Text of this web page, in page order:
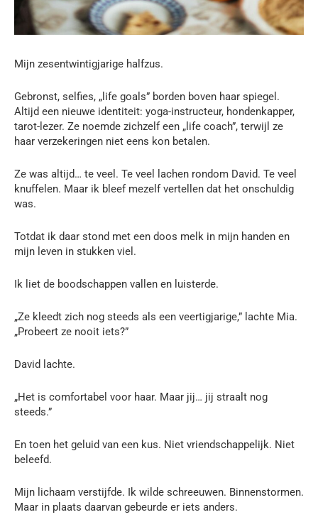
Mijn zesentwintigjarige halfzus.
Gebronst, selfies, „life goals” borden boven haar spiegel.
Altijd een nieuwe identiteit: yoga-instructeur, hondenkapper,
tarot-lezer. Ze noemde zichzelf een „life coach”, terwijl ze
haar verzekeringen niet eens kon betalen.
Ze was altijd… te veel. Te veel lachen rondom David. Te veel
knuffelen. Maar ik bleef mezelf vertellen dat het onschuldig
was.
Totdat ik daar stond met een doos melk in mijn handen en
mijn leven in stukken viel.
Ik liet de boodschappen vallen en luisterde.
„Ze kleedt zich nog steeds als een veertigjarige,” lachte Mia.
„Probeert ze nooit iets?”
David lachte.
„Het is comfortabel voor haar. Maar jij… jij straalt nog
steeds.”
En toen het geluid van een kus. Niet vriendschappelijk. Niet
beleefd.
Mijn lichaam verstijfde. Ik wilde schreeuwen. Binnenstormen.
Maar in plaats daarvan gebeurde er iets anders.